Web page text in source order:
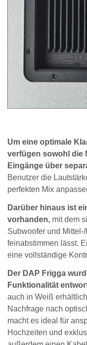
Um eine optimale
verfügen sowohl die
Eingänge über
Benutzer die
perfekten Mix
Darüber hinaus ist
vorhanden, mit dem
Subwoofer und
feinabstimmen lässt.
eine vollständige
Der DAP Frigga
Funktionalität
auch in Weiß
Nachfrage nach
macht es ideal für
Hochzeiten und